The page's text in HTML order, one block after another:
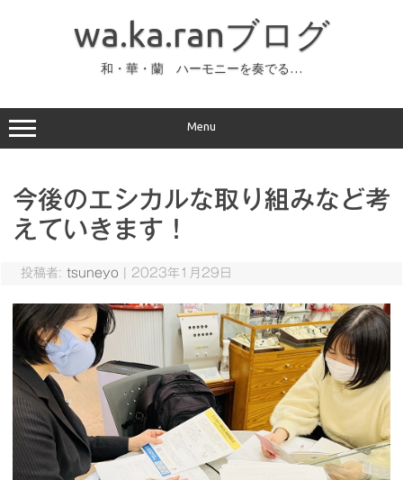
ッ
プ
wa.ka.ranブログ
和・華・蘭 ハーモニーを奏でる…
Menu
今後のエシカルな取り組みなど考
えていきます！
投稿者: tsuneyo 2023年1月29日